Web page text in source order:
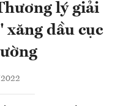
lý giải
dầu cục